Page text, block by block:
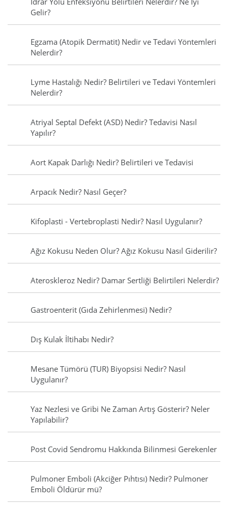
Gelir?
Egzama (Atopik Dermatit) Nedir ve Tedavi Yöntemleri
Nelerdir?
Lyme Hastalığı Nedir? Belirtileri ve Tedavi Yöntemleri
Nelerdir?
Atriyal Septal Defekt (ASD) Nedir? Tedavisi Nasıl
Yapılır?
Aort Kapak Darlığı Nedir? Belirtileri ve Tedavisi
Arpacık Nedir? Nasıl Geçer?
Kifoplasti - Vertebroplasti Nedir? Nasıl Uygulanır?
Ağız Kokusu Neden Olur? Ağız Kokusu Nasıl Giderilir?
Ateroskleroz Nedir? Damar Sertliği Belirtileri Nelerdir?
Gastroenterit (Gıda Zehirlenmesi) Nedir?
Dış Kulak İltihabı Nedir?
Mesane Tümörü (TUR) Biyopsisi Nedir? Nasıl
Uygulanır?
Yaz Nezlesi ve Gribi Ne Zaman Artış Gösterir? Neler
Yapılabilir?
Post Covid Sendromu Hakkında Bilinmesi Gerekenler
Pulmoner Emboli (Akciğer Pıhtısı) Nedir? Pulmoner
Emboli Öldürür mü?